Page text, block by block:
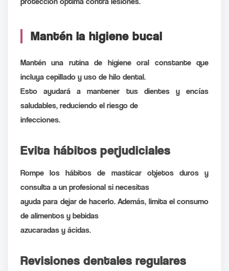
Mantén la higiene bucal
Mantén una rutina de higiene oral constante que
incluya cepillado y uso de hilo dental.
Esto ayudará a mantener tus dientes y encías
saludables, reduciendo el riesgo de
infecciones.
Evita hábitos perjudiciales
Rompe los hábitos de masticar objetos duros y
consulta a un profesional si necesitas
ayuda para dejar de hacerlo. Además, limita el consumo
de alimentos y bebidas
azucaradas y ácidas.
Revisiones dentales regulares